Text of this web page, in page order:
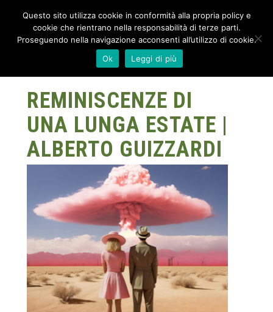
REMINISCENZE DI
UNA LUNGA ESTATE |
ALBERTO GUIZZARDI
Questo sito utilizza cookie in conformità alla propria policy e
cookie che rientrano nella responsabilità di terze parti.
Proseguendo nella navigazione acconsenti all’utilizzo di cookie.
Ok
Leggi di più